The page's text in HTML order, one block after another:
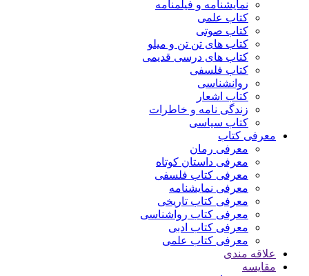
نمایشنامه و فیلمنامه
کتاب علمی
کتاب صوتی
کتاب های تن تن و میلو
کتاب های درسی قدیمی
کتاب فلسفی
روانشناسی
کتاب اشعار
زندگی نامه و خاطرات
کتاب سیاسی
معرفی کتاب
معرفی رمان
معرفی داستان کوتاه
معرفی کتاب فلسفی
معرفی نمایشنامه
معرفی کتاب تاریخی
معرفی کتاب رواشناسی
معرفی کتاب ادبی
معرفی کتاب علمی
علاقه مندی
مقایسه